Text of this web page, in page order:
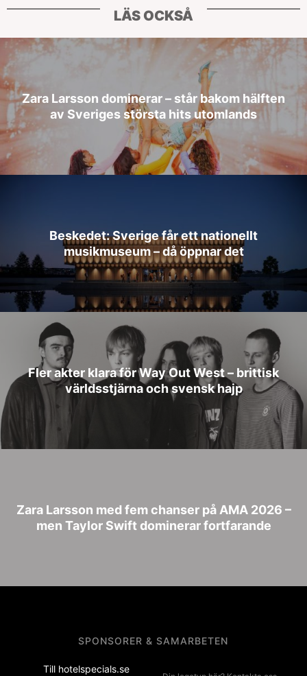
LÄS OCKSÅ
Zara Larsson dominerar – står bakom hälften
av Sveriges största hits utomlands
Beskedet: Sverige får ett nationellt
musikmuseum – då öppnar det
Fler akter klara för Way Out West – brittisk
världsstjärna och svensk hajp
Zara Larsson med fem chanser på AMA 2026 –
men Taylor Swift dominerar fortfarande
SPONSORER & SAMARBETEN
Till hotelspecials.se